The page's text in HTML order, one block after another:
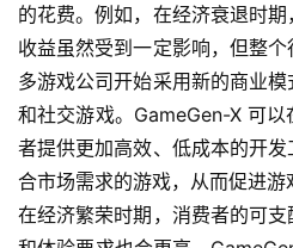
的花费。例如，在经济衰退时
收益虽然受到一定影响，但整
多游戏公司开始采用新的商业
和社交游戏。GameGen-X 可
者提供更加高效、低成本的开
合市场需求的游戏，从而促进游
在经济繁荣时期，消费者的可